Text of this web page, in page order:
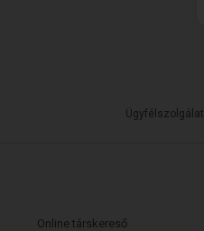
Ügyfélszolgálat
Online társkereső